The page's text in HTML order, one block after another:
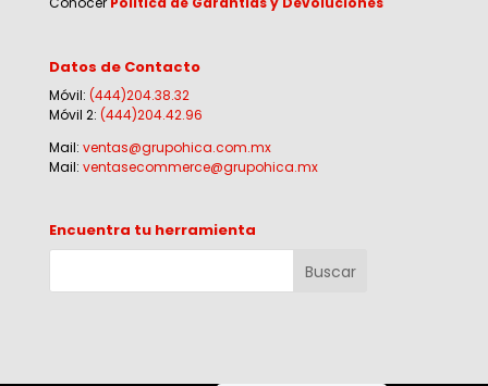
Datos de Contacto
Móvil: (444)204.38.32
Móvil 2: (444)204.42.96
Mail: ventas@grupohica.com.mx
Mail: ventasecommerce@grupohica.mx
Encuentra tu herramienta